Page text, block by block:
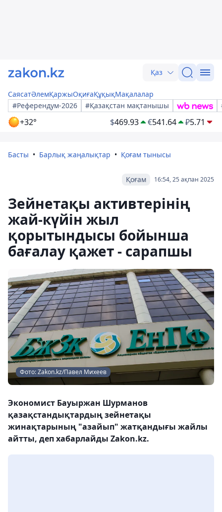
Қаз
СаясатӘлемҚаржыОқиғаҚұқықМақалалар
#Референдум-2026
#Қазақстан мақтанышы
+32° $469.93 €541.64 ₽5.71
Басты Барлық жаңалықтар Қоғам тынысы
16:54, 25 ақпан 2025
Қоғам
Зейнетақы активтерінің
жай-күйін жыл
қорытындысы бойынша
бағалау қажет - сарапшы
Фото: Zakon.kz/Павел Михеев
Экономист Бауыржан Шурманов
қазақстандықтардың зейнетақы
жинақтарының "азайып" жатқандығы жайлы
айтты, деп хабарлайды Zakon.kz.